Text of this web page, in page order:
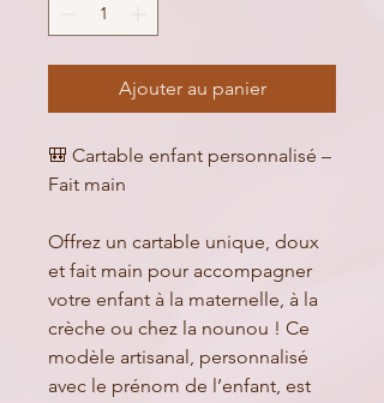
Ajouter au panier
🎒 Cartable enfant personnalisé –
Fait main
Offrez un cartable unique, doux
et fait main pour accompagner
votre enfant à la maternelle, à la
crèche ou chez la nounou ! Ce
modèle artisanal, personnalisé
avec le prénom de l’enfant, est